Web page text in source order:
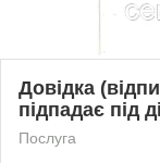
Довідка
підпадає під
Послуга